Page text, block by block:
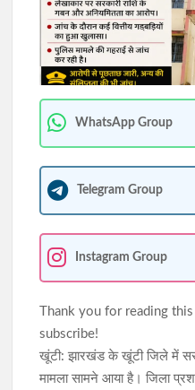
भगवान बिरसा मुंडा की विरासत को
लिंडा ने दिखाई हरी झंडी
दूसरी सोमवारी से पहले देवघर
लिया जायजा
WhatsApp Group
Telegram Group
Instagram Group
Thank you for reading
subscribe!
खूंटी: झारखंड के खूंटी जिले में
मामला सामने आया है। जिला